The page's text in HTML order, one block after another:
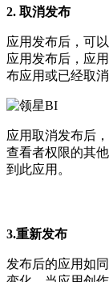
2. 取消发布
应用发布后，可
应用发布后，应
布应用或已经取
应用取消发布后
查看者权限的其
到此应用。
3.重新发布
发布后的应用如